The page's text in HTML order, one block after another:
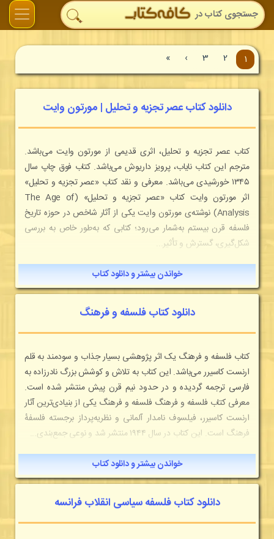
1
2
3
›
»
دانلود کتاب عصر تجزیه و تحلیل | مورتون وایت
کتاب عصر تجزیه و تحلیل، اثری قدیمی از مورتون وایت می‌باشد.
مترجم این کتاب نایاب، پرویز داریوش می‌باشد. کتاب فوق چاپ سال
۱۳۴۵ خورشیدی می‌باشد. معرفی و نقد کتاب «عصر تجزیه و تحلیل»
اثر مورتون وایت کتاب «عصر تجزیه و تحلیل» (The Age of
Analysis) نوشته‌ی مورتون وایت یکی از آثار شاخص در حوزه تاریخ
فلسفه قرن بیستم به‌شمار می‌رود؛ کتابی که به‌طور خاص به بررسی
شکل‌گیری، گسترش و تأثیر...
خواندن بیشتر و دانلود کتاب
دانلود کتاب فلسفه و فرهنگ
کتاب فلسفه و فرهنگ یک اثر پژوهشی بسیار جذاب و سودمند به قلم
ارنست کاسیرر می‌باشد. این کتاب به تلاش و کوشش بزرگ نادرزاده به
فارسی ترجمه گردیده و در حدود نیم قرن پیش منتشر شده است.
معرفی کتاب فلسفه و فرهنگ فلسفه و فرهنگ یکی از بنیادی‌ترین آثار
ارنست کاسیرر، فیلسوف نامدار آلمانی و نظریه‌پرداز برجسته فلسفهٔ
فرهنگ است. این کتاب در سال ۱۹۴۴ منتشر شد و نوعی جمع‌بندی...
خواندن بیشتر و دانلود کتاب
دانلود کتاب فلسفه سیاسی انقلاب فرانسه